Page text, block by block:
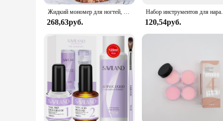
Жидкий мономер для ногтей, 40/75/120 мл
268,63руб.
Набор инструментов для
120,54руб.